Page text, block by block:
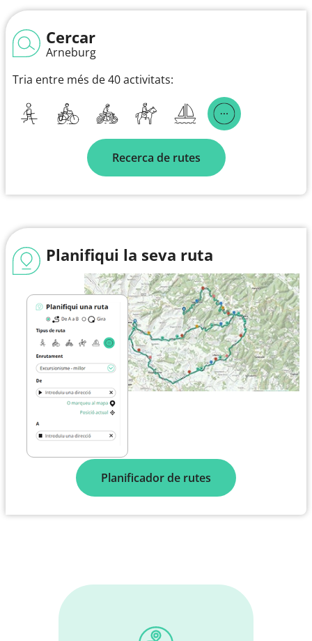
Cercar
Arneburg
Tria entre més de 40 activitats:
Recerca de rutes
Planifiqui la seva ruta
Planificador de rutes